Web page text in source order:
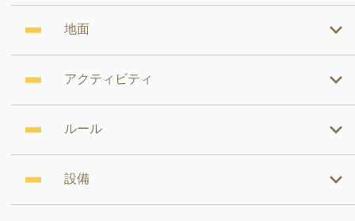
地面
アクティビティ
ルール
設備